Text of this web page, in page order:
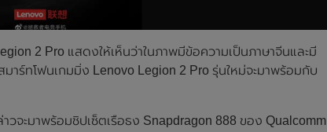
2 Pro แสดงให้เห็นว่าในภาพมีข้อความเป็นภาษาจีนและมี
ร์ทโฟนเกมมิ่ง Lenovo Legion 2 Pro รุ่นใหม่จะมาพร้อมกับ
จะมาพร้อมชิปเซ็ตเรือธง Snapdragon 888 ของ Qualcomm